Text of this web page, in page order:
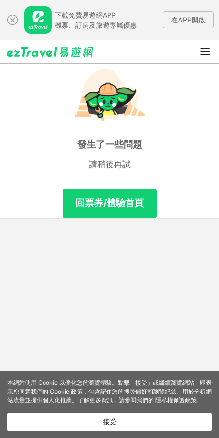
下載免費易遊網APP
機票、訂房及旅遊專屬優惠
在APP開啟
發生了一些問題
請稍後再試
回票券/體驗首頁
本網站使用 Cookie 以優化您的瀏覽體驗。點擊「接受」或繼續瀏覽網站，即表
示您同意我們的 Cookie 政策，包含記住您的搜尋偏好和瀏覽紀錄、用於分析網
站流量並提供個人化推薦。了解更多資訊，請參閱我們的 隱私權保護政策。
接受